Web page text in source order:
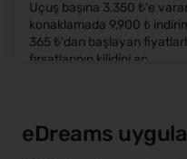
Uçuş başına 3,350 ₺'e
konaklamada 9,900 ₺
365 ₺'dan başlayan
fırsatlarının kilidini aç.
eDreams